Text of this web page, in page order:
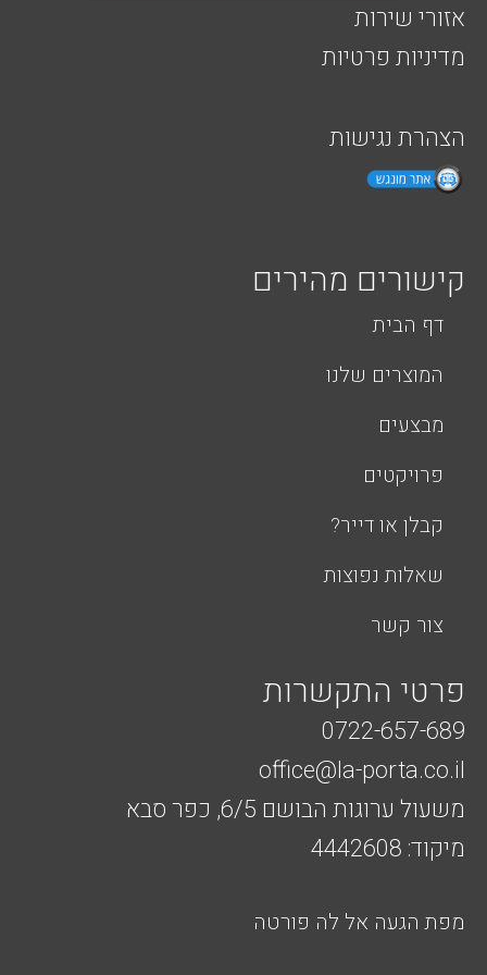
אזורי שירות
מדיניות פרטיות
הצהרת נגישות
קישורים מהירים
דף הבית
המוצרים שלנו
מבצעים
פרויקטים
קבלן או דייר?
שאלות נפוצות
צור קשר
פרטי התקשרות
0722-657-689
office@la-porta.co.il
משעול ערוגות הבושם 6/5, כפר סבא
מיקוד: 4442608
מפת הגעה אל לה פורטה